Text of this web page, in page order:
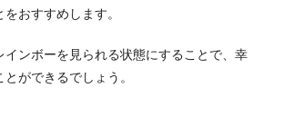
をおすすめします。
インボーを見られる状態にすることで、幸
ができるでしょう。